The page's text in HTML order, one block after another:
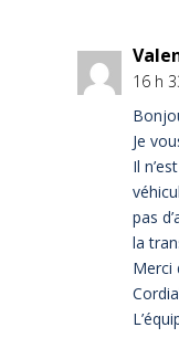
16 h
Je
Il
pas
la
Merci